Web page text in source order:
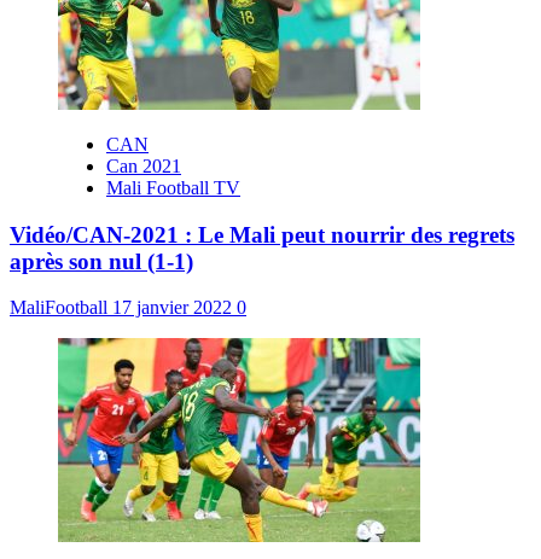
CAN
Can 2021
Mali Football TV
Vidéo/CAN-2021 : Le Mali peut nourrir des regrets
après son nul (1-1)
MaliFootball 17 janvier 2022 0